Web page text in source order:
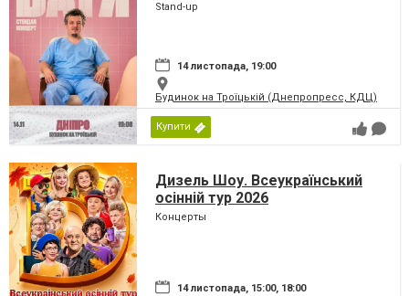
Stand-up
14 листопада, 19:00
Будинок на Троїцькій (Днепропресс, КДЦ)
Купити
Дизель Шоу. Всеукраїнський
осінній тур 2026
Концерты
14 листопада, 15:00, 18:00